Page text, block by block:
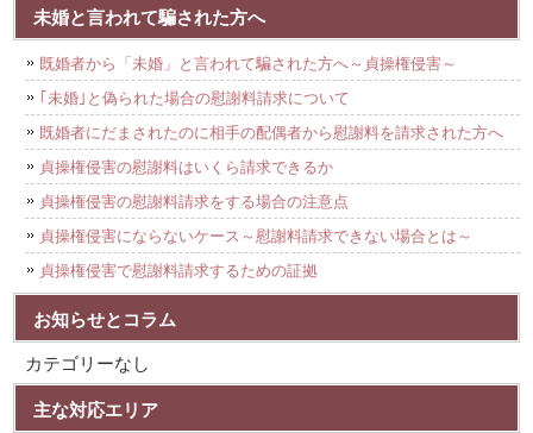
未婚と言われて騙された方へ
既婚者から「未婚」と言われて騙された方へ～貞操権侵害～
｢未婚｣と偽られた場合の慰謝料請求について
既婚者にだまされたのに相手の配偶者から慰謝料を請求された方へ
貞操権侵害の慰謝料はいくら請求できるか
貞操権侵害の慰謝料請求をする場合の注意点
貞操権侵害にならないケース～慰謝料請求できない場合とは～
貞操権侵害で慰謝料請求するための証拠
お知らせとコラム
カテゴリーなし
主な対応エリア